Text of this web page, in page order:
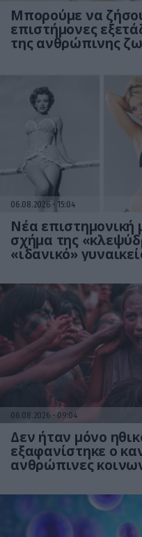
Μπορούμε να
επιστήμονες
της ανθρώπινης
06.08.2026 15:04
Νέα επιστημονική
σχήμα της
«ιδανικό»
06.08.2026 09:04
Δεν ήταν μόνο
εξαφανίστηκε ο
ανθρώπινες